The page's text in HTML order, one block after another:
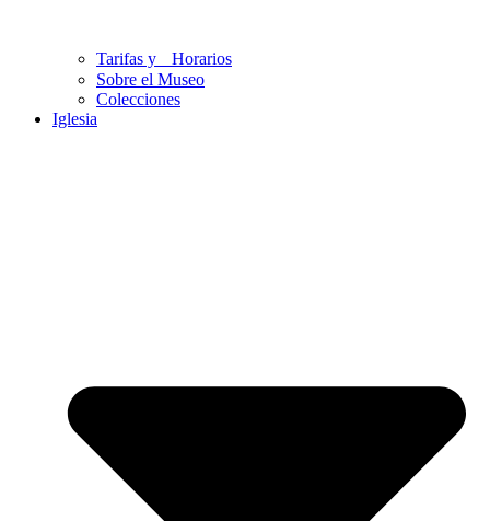
Tarifas y Horarios
Sobre el Museo
Colecciones
Iglesia